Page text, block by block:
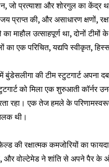
जो प्रत्याशा और शोरगुल का केंद्र
प्राप्त की, और असाधारण
माहौल उत्साहपूर्ण था, दोनों
का एक परिचित, यद्यपि स्वीकृत,
की टीम स्टुटगार्ट
को मिला एक शुरुआती
रहा। एक तेज हमले के
थी।
की रक्षात्मक कमजोरियों का
और वोल्टेमेड ने शांति से अपने पैर के